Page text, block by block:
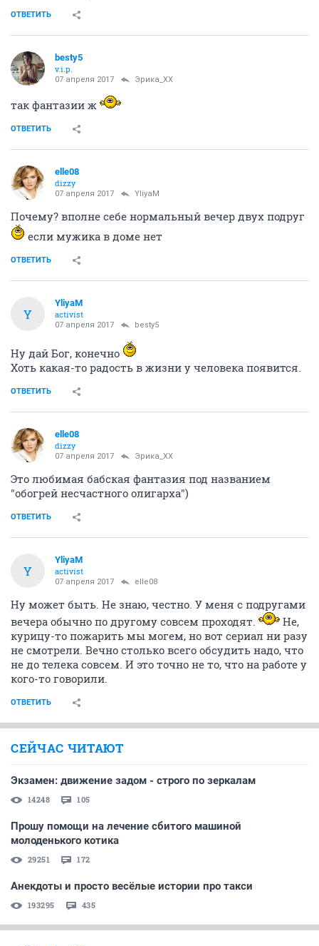
ОТВЕТИТЬ
besty5
v.i.p.
07 апреля 2017 Эрика_ХХ
так фантазии ж
ОТВЕТИТЬ
elle08
dizzy
07 апреля 2017 YliyaM
Почему? вполне себе нормальный вечер двух подруг
если мужика в доме нет
ОТВЕТИТЬ
Y
YliyaM
activist
07 апреля 2017 besty5
Ну дай Бог, конечно
Хоть какая-то радость в жизни у человека появится.
ОТВЕТИТЬ
elle08
dizzy
07 апреля 2017 Эрика_ХХ
Это любимая бабская фантазия под названием
"обогрей несчастного олигарха")
ОТВЕТИТЬ
Y
YliyaM
activist
07 апреля 2017 elle08
Ну может быть. Не знаю, честно. У меня с подругами
вечера обычно по другому совсем проходят.
Не,
курицу-то пожарить мы могем, но вот сериал ни разу
не смотрели. Вечно столько всего обсудить надо, что
не до телека совсем. И это точно не то, что на работе у
кого-то говорили.
ОТВЕТИТЬ
СЕЙЧАС ЧИТАЮТ
Экзамен: движение задом - строго по зеркалам
14248 105
Прошу помощи на лечение сбитого машиной
молоденького котика
29251 172
Анекдоты и просто весёлые истории про такси
193295 435